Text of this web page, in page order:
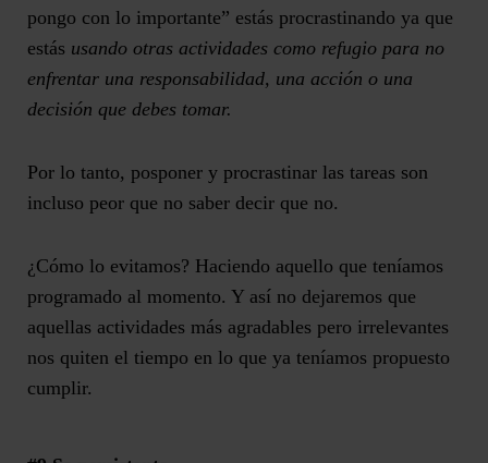
pongo con lo importante” estás procrastinando ya que
estás usando otras actividades como refugio para no
enfrentar una responsabilidad, una acción o una
decisión que debes tomar.
Por lo tanto, posponer y procrastinar las tareas son
incluso peor que no saber decir que no.
¿Cómo lo evitamos? Haciendo aquello que teníamos
programado al momento. Y así no dejaremos que
aquellas actividades más agradables pero irrelevantes
nos quiten el tiempo en lo que ya teníamos propuesto
cumplir.